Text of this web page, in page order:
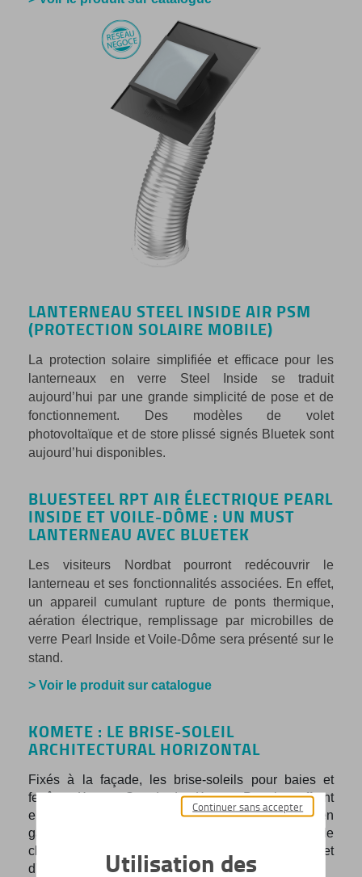
LANTERNEAU STEEL INSIDE AIR PSM
(PROTECTION SOLAIRE MOBILE)
La protection solaire simplifiée et efficace pour les
lanterneaux en verre Steel Inside se traduit
aujourd’hui par une grande simplicité de pose et de
fonctionnement. Des modèles de volet
photovoltaïque et de store plissé signés Bluetek sont
aujourd’hui disponibles.
BLUESTEEL RPT AIR ÉLECTRIQUE PEARL
INSIDE ET VOILE-DÔME : UN MUST
LANTERNEAU AVEC BLUETEK
Les visiteurs Nordbat pourront redécouvrir le
lanterneau et ses fonctionnalités associées. En effet,
un appareil cumulant rupture de ponts thermique,
aération électrique, remplissage par microbilles de
verre Pearl Inside et Voile-Dôme sera présenté sur le
stand.
> Voir le produit sur catalogue
KOMETE : LE BRISE-SOLEIL
ARCHITECTURAL HORIZONTAL
Fixés à la façade, les brise-soleils pour baies et
fenêtres Komete Standard et Komete Premium offrent
en façade une protection solaire efficace tout en
gardant une visibilité vers l'extérieur. Sans ajout de
climatisation, ce principe de brise-soleil permet
d'améliorer le confort d'été naturellement.
Utilisation des
Continuer sans accepter